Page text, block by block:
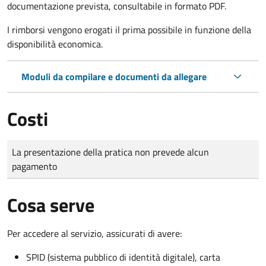
documentazione prevista, consultabile in formato PDF.
I rimborsi vengono erogati il prima possibile in funzione della
disponibilità economica.
Moduli da compilare e documenti da allegare
Costi
Tipo di pagamento
Importo
La presentazione della pratica non prevede alcun
pagamento
Cosa serve
Per accedere al servizio, assicurati di avere:
SPID (sistema pubblico di identità digitale), carta